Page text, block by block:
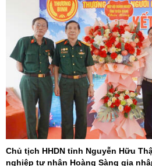
Chủ tịch HHDN tỉnh Nguyễn Hữu
nghiệp tư nhân Hoàng Sàng gia